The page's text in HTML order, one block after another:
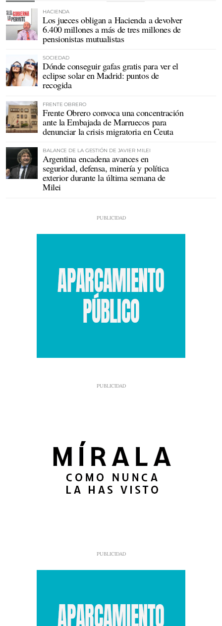
HACIENDA
Los jueces obligan a Hacienda a devolver
6.400 millones a más de tres millones de
pensionistas mutualistas
SOCIEDAD
Dónde conseguir gafas gratis para ver el
eclipse solar en Madrid: puntos de
recogida
FRENTE OBRERO
Frente Obrero convoca una concentración
ante la Embajada de Marruecos para
denunciar la crisis migratoria en Ceuta
BALANCE DE LA GESTIÓN DE JAVIER MILEI
Argentina encadena avances en
seguridad, defensa, minería y política
exterior durante la última semana de
Milei